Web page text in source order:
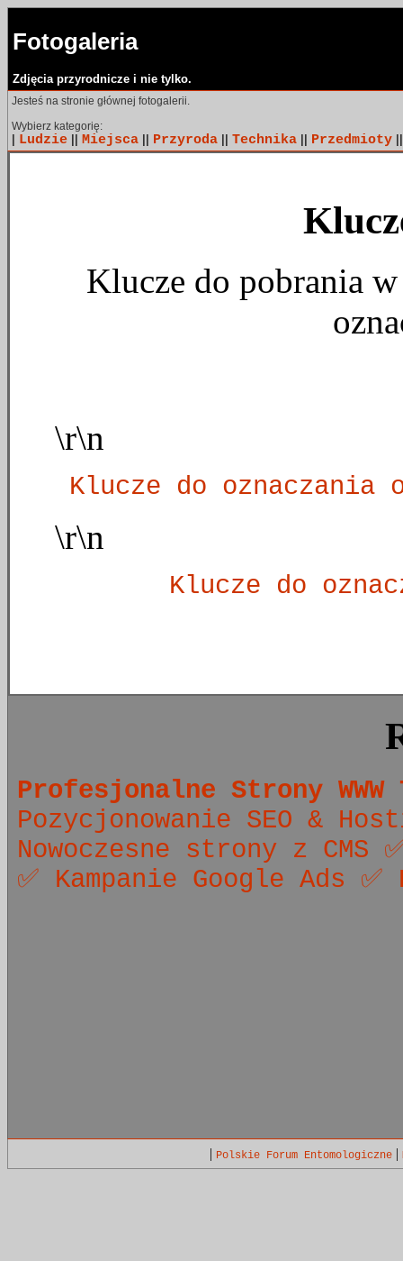
Fotogaleria
Zdjęcia przyrodnicze i nie tylko.
Jesteś na stronie głównej fotogalerii.
Wybierz kategorię:
Ludzie Miejsca Przyroda Technika Przedmioty
Klucze do pobrania
\r\n
Klucze do oznaczania
\r\n
Klucze do
Profesjonalne Strony WWW
Pozycjonowanie SEO &
Nowoczesne strony z CMS
✅ Kampanie Google Ads
| Polskie Forum Entomologiczne |